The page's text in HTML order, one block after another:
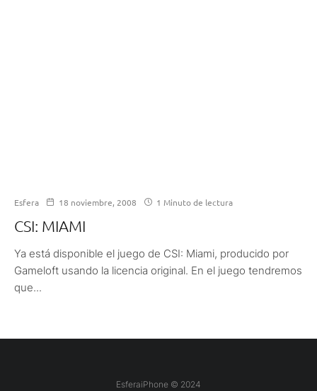
Esfera 18 noviembre, 2008 1 Minuto de lectura
CSI: MIAMI
Ya está disponible el juego de CSI: Miami, producido por
Gameloft usando la licencia original. En el juego tendremos
que...
EsferaiPhone © 2024